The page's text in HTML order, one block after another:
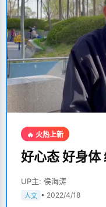
🔥 火热上新
好心态 好身体
UP主: 侯海涛
人文 • 2022/4/18